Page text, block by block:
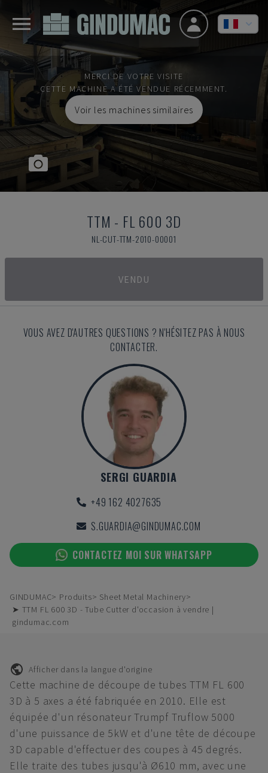
MERCI DE VOTRE VISITE
CETTE MACHINE A ÉTÉ VENDUE RÉCEMMENT.
Voir les machines similaires
TTM - FL 600 3D
NL-CUT-TTM-2010-00001
VENDU
VOUS AVEZ D'AUTRES QUESTIONS ? N'HÉSITEZ PAS À NOUS
CONTACTER.
SERGI GUARDIA
+49 162 4027635
S.GUARDIA@GINDUMAC.COM
CONTACTEZ MOI SUR WHATSAPP
GINDUMAC Produits
Sheet Metal Machinery
➤ TTM FL 600 3D - Tube Cutter d'occasion à vendre |
gindumac.com
Afficher dans la langue d'origine
Cette machine de découpe de tubes TTM FL 600
3D à 5 axes a été fabriquée en 2010. Elle est
équipée d'un résonateur Trumpf Truflow 5000
d'une puissance de 5kW et d'une tête de découpe
3D capable d'effectuer des coupes à 45 degrés.
Elle traite des tubes jusqu'à Ø610 mm, avec une